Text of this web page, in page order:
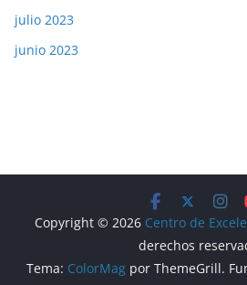
julio 2023
junio 2023
Copyright © 2026 Centro de
derechos
Tema: ColorMagpor ThemeGrill.